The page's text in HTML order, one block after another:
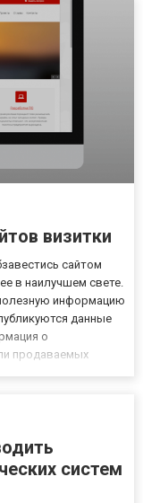
визитки
сайтом
в наилучшем свете.
информацию
данные
о
продаваемых
систем